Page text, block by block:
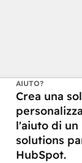
AIUTO?
Crea una
l'aiuto di un
solutions
HubSpot.